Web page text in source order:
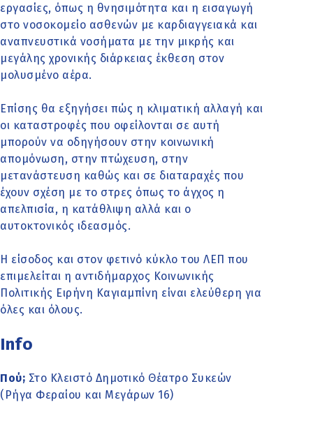
εργασίες, όπως η θνησιμότητα και η εισαγωγή
στο νοσοκομείο ασθενών με καρδιαγγειακά και
αναπνευστικά νοσήματα με την μικρής και
μεγάλης χρονικής διάρκειας έκθεση στον
μολυσμένο αέρα.
Επίσης θα εξηγήσει πώς η κλιματική αλλαγή και
οι καταστροφές που οφείλονται σε αυτή
μπορούν να οδηγήσουν στην κοινωνική
απομόνωση, στην πτώχευση, στην
μετανάστευση καθώς και σε διαταραχές που
έχουν σχέση με το στρες όπως το άγχος η
απελπισία, η κατάθλιψη αλλά και ο
αυτοκτονικός ιδεασμός.
Η είσοδος και στον φετινό κύκλο του ΛΕΠ που
επιμελείται η αντιδήμαρχος Κοινωνικής
Πολιτικής Ειρήνη Καγιαμπίνη είναι ελεύθερη για
όλες και όλους.
Info
Πού; Στο Κλειστό Δημοτικό Θέατρο Συκεών
(Ρήγα Φεραίου και Μεγάρων 16)